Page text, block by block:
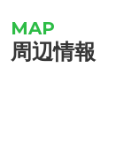
周辺情報